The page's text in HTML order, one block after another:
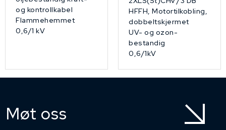
og kontrollkabel
Flammehemmet
0,6/1 kV
HFFH, Motortilkobling,
dobbeltskjermet
UV- og ozon-
bestandig
0,6/1kV
Møt oss